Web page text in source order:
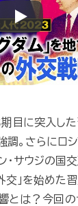
Play
期目に突入し
調。さらにロシ
・サウジの国
交」を始めた
とは？今回の